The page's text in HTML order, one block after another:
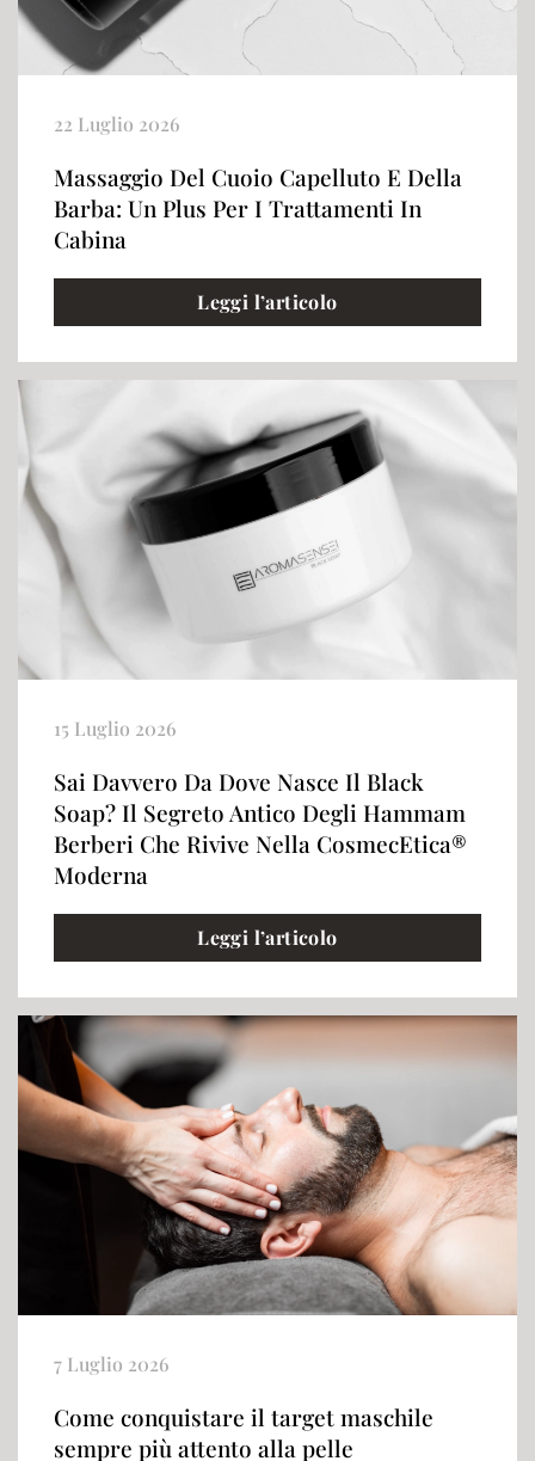
22 Luglio 2026
Massaggio Del Cuoio Capelluto E Della
Barba: Un Plus Per I Trattamenti In
Cabina
Leggi l’articolo
15 Luglio 2026
Sai Davvero Da Dove Nasce Il Black
Soap? Il Segreto Antico Degli Hammam
Berberi Che Rivive Nella CosmecEtica®
Moderna
Leggi l’articolo
7 Luglio 2026
Come conquistare il target maschile
sempre più attento alla pelle